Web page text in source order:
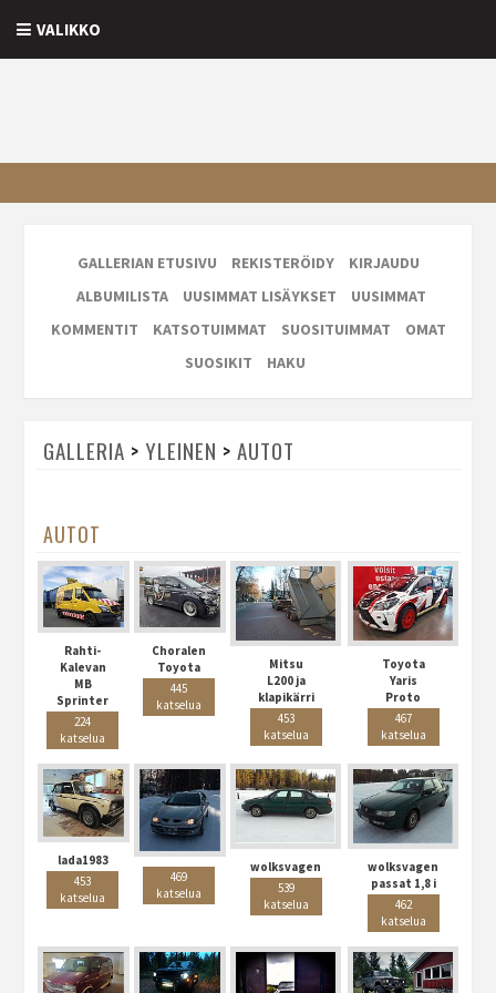
VALIKKO
GALLERIAN ETUSIVU REKISTERÖIDY
KIRJAUDU
ALBUMILISTA
UUSIMMAT LISÄYKSET
UUSIMMAT
KOMMENTIT
KATSOTUIMMAT SUOSITUIMMAT
OMAT
SUOSIKIT
HAKU
GALLERIA > YLEINEN > AUTOT
AUTOT
Rahti-
Kalevan
MB
Sprinter
224
katselua
Choralen
Toyota
445
katselua
Mitsu
L200 ja
klapikärri
453
katselua
Toyota
Yaris
Proto
467
katselua
lada1983
453
katselua
469
katselua
wolksvagen
539
katselua
wolksvagen
passat 1,8 i
462
katselua